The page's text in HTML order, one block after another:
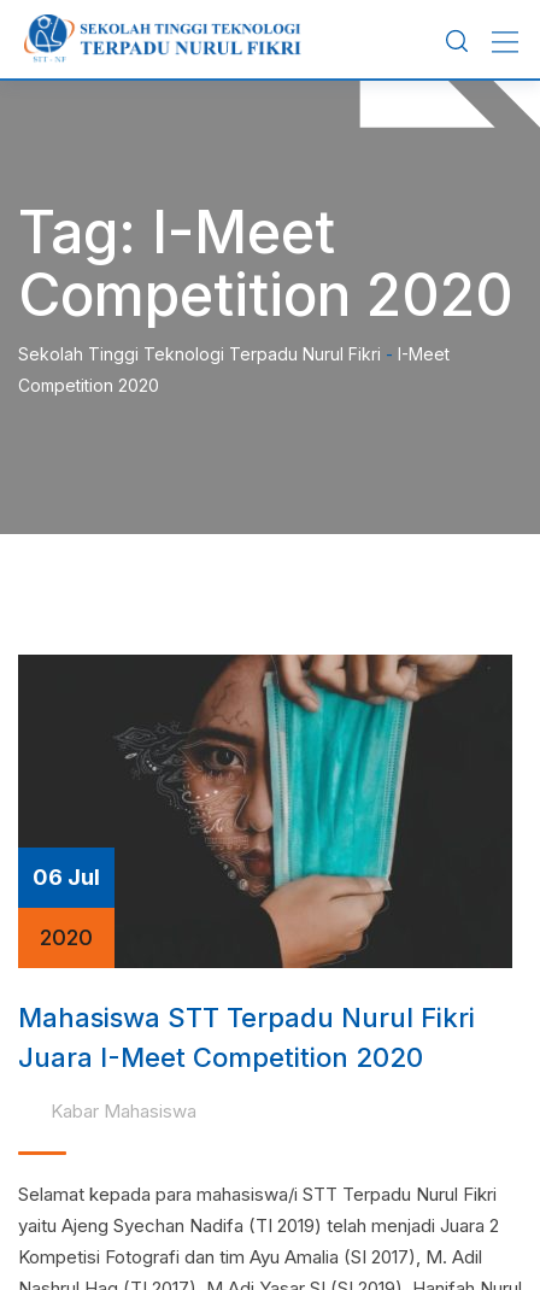
content
Tag: I-Meet
Competition 2020
Sekolah Tinggi Teknologi Terpadu Nurul Fikri - I-Meet
Competition 2020
06 Jul
2020
Mahasiswa STT Terpadu Nurul Fikri
Juara I-Meet Competition 2020
Kabar Mahasiswa
Selamat kepada para mahasiswa/i STT Terpadu Nurul Fikri
yaitu Ajeng Syechan Nadifa (TI 2019) telah menjadi Juara 2
Kompetisi Fotografi dan tim Ayu Amalia (SI 2017), M. Adil